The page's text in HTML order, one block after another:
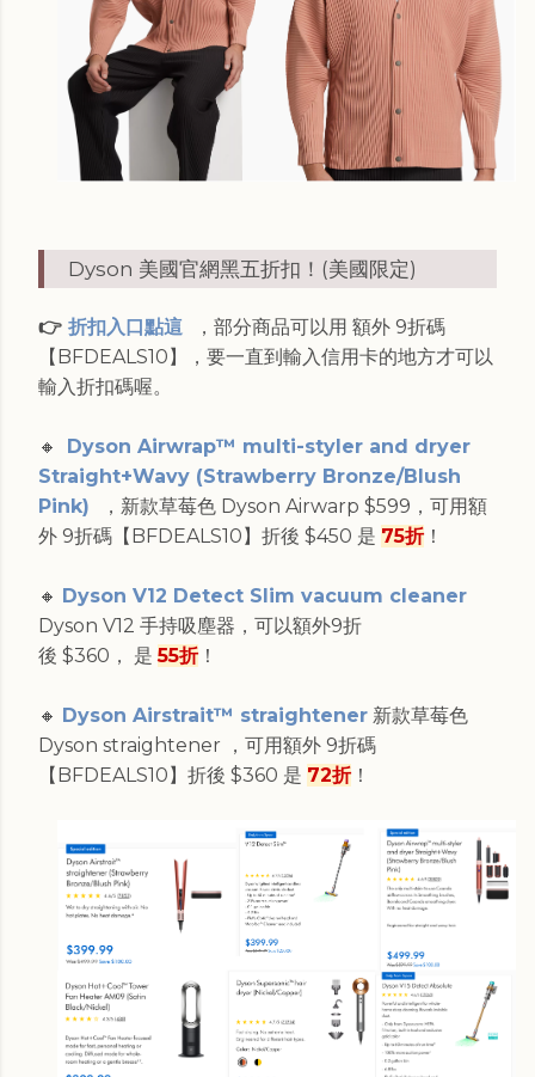
Dyson 美國官網黑五折扣！(美國限定)
👉 折扣入口點這 ，部分商品可以用 額外 9折碼
【BFDEALS10】，要一直到輸入信用卡的地方才可以
輸入折扣碼喔。
🔸 Dyson Airwrap™ multi-styler and dryer
Straight+Wavy (Strawberry Bronze/Blush
Pink)
，新款草莓色 Dyson Airwarp $599，可用額
外 9折碼【BFDEALS10】折後 $450 是 75折！
🔸 Dyson V12 Detect Slim vacuum cleaner
Dyson V12 手持吸塵器，可以額外9折
後 $360，
是55折！
🔸 Dyson Airstrait™ straightener 新款草莓色
Dyson straightener ，可用額外 9折碼
【BFDEALS10】折後 $360 是 72折！